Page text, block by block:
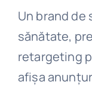
Un brand
sănătate,
retargeting
afișa